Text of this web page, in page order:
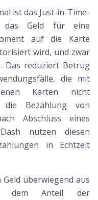
ist das Just-in-Time-
das Geld für eine
auf die Karte
wird, und zwar
Das reduziert Betrug
die mit
Karten nicht
die Bezahlung von
Abschluss eines
nutzen diesen
in Echtzeit
überwiegend aus
dem Anteil der